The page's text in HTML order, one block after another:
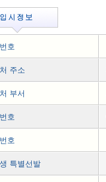
호
주소
부서
호
호
특별선발